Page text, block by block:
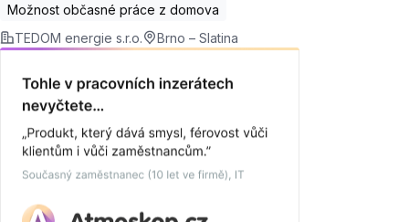
Možnost občasné práce z domova
TEDOM energie s.r.o.
Brno – Slatina